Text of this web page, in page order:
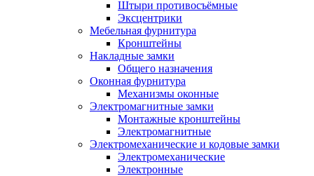
Штыри противосъёмные
Эксцентрики
Мебельная фурнитура
Кронштейны
Накладные замки
Общего назначения
Оконная фурнитура
Механизмы оконные
Электромагнитные замки
Монтажные кронштейны
Электромагнитные
Электромеханические и кодовые замки
Электромеханические
Электронные